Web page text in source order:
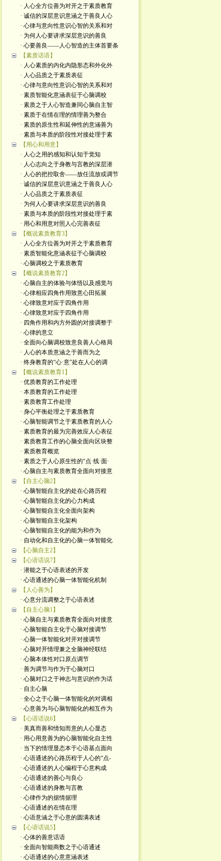
· 人心全方位善为对开之于素质教育
· 诚信的深层意识意涵之于善良人心
· 心律与意向性意识心智的关系和对
· 为何人心要讲求深层意识的善良
· 心要善良——人心智造的主体首要条
【素质话语】
· 人心素质的内化内隐形态和外化外
· 人心品质之于素质表征
· 心律与意向性意识心智的关系和对
· 素质智能化意涵表征于心脑调校
· 素质之于人心智造兼同心脑自主智
· 素质于在情在理的情理善为整合
· 素质的原生性和延伸性的意涵善为
· 素质与本质的阶段性对接处理于素
【用心和用意】
· 人心之用的感知和认知于觉知
· 人心志向之于身教与言教的深层潜
· 人心的把控取舍——放任流放或调节
· 诚信的深层意识意涵之于善良人心
· 人心品质之于素质表征
· 为何人心要讲求深层意识的善良
· 素质与本质的阶段性对接处理于素
· 用心和用意对照人心完善表征
【概说素质教育3】
· 人心全方位善为对开之于素质教育
· 素质智能化意涵表征于心脑调校
· 心脑调校之于素质教育
【概说素质教育2】
· 心脑自主的体验与体悟以及感觉与
· 心律相应四角作用致意心田拓展
· 心律致意对应于四角作用
· 心律致意对应于四角作用
· 四角作用和内方外圆的对接调整于
· 心律的意立
· 全面向心脑调校致意良善人心格局
· 人心的本质意涵之于善而为之
· 终身教育的“心·意”处在人心的调
【概说素质教育1】
· 优质教育的工作处理
· 本质教育的工作处理
· 素质教育工作处理
· 身心平衡处理之于素质教育
· 心脑智能调节之于素质教育的人心
· 素质教育的最为完善效应人心表征
· 素质教育工作的心脑全面向区块整
· 素质教育概览
· 素质之于人心原生性的“点·线·面·
· 心脑自主与素质教育全面向对接意
【自主心脑2】
· 心脑智能自主化的处在心路历程
· 心脑智能自主化的心力构成
· 心脑智能自主化全面向架构
· 心脑智能自主化架构
· 心脑智能自主化的能为和作为
· 自动化和自主化的心脑一体智能化
【心脑自主2】
【心语话说7】
· 潜能之于心语表述的开发
· 心语通述的心脑一体智能化机制
【人心善为】
· 心意分流调整之于心语表述
【自主心脑1】
· 心脑自主与素质教育全面向对接意
· 心脑智能自主化于心脑对接调节
· 心脑一体智能化对开对接调节
· 心脑对开情理兼之全脑神经联结
· 心脑本体性对口原点调节
· 善为调节与作为于心脑对口
· 心脑对口之于神志与意识的作为话
· 自主心脑
· 全心之于心脑一体智能化的对调相
· 心意善为与心脑智能化的相互作为
【心语话说6】
· 美真而善和情知而意的人心显态
· 用心用意善为的心脑智能化自主性
· 当下的情理显态本于心语基点面向
· 心语通述的心路历程于人心的“点-
· 心语通述的人心编程于心意构成
· 心语通述的善心与良心
· 心语通述的身教与言教
· 心律作为的据情据理
· 心语通述的在情在理
· 心语意涵之于心意的圆满表述
【心语话说5】
· 心体的善意话语
· 全面向智能商数之于心语通述
· 心语通述的心意意涵表述